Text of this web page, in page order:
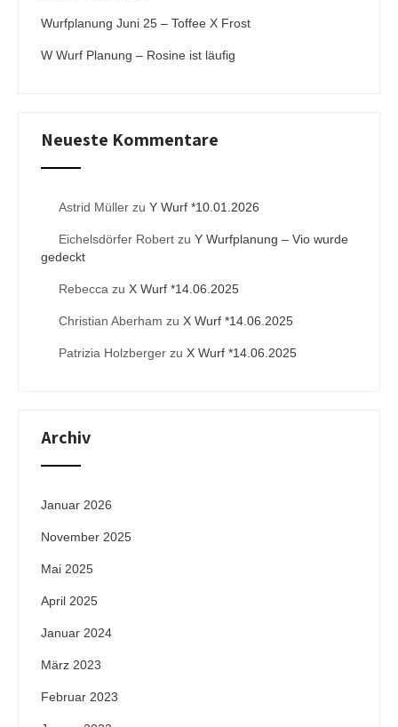
Wurfplanung Juni 25 – Toffee X Frost
W Wurf Planung – Rosine ist läufig
Neueste Kommentare
Astrid Müller zu Y Wurf *10.01.2026
Eichelsdörfer Robert zu Y Wurfplanung – Vio wurde
gedeckt
Rebecca zu X Wurf *14.06.2025
Christian Aberham zu X Wurf *14.06.2025
Patrizia Holzberger zu X Wurf *14.06.2025
Archiv
Januar 2026
November 2025
Mai 2025
April 2025
Januar 2024
März 2023
Februar 2023